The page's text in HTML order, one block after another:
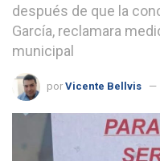
después de que la
García, reclamara
municipal
por Vicente Bellvis